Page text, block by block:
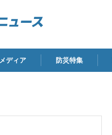
メディア 防災特集